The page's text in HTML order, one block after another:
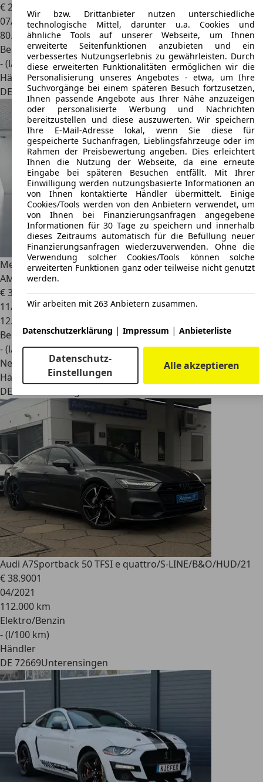
€ 23.950
07/2020
80.989 km
Benzin
- (l/100 km)
Händler
DE 56744Rennerod
Mercedes-Benz CLA 200Coupé AMG
AMG/LED/RFK/KEYL./SHZ/TW
€ 31.980
11/2024
12.433 km
Benzin
- (l/100 km)
Neu
Händler
DE 71332
Audi A7Sportback 50 TFSI e quattro/S-LINE/B&O/HUD/21
€ 38.9001
04/2021
112.000 km
Elektro/Benzin
- (l/100 km)
Händler
DE 72669Unterensingen
Wir bzw. Drittanbieter nutzen unterschiedliche
technologische Mittel, darunter u.a. Cookies und
ähnliche Tools auf unserer Webseite, um Ihnen
erweiterte Seitenfunktionen anzubieten und ein
verbessertes Nutzungserlebnis zu gewährleisten. Durch
diese erweiterten Funktionalitäten ermöglichen wir die
Personalisierung unseres Angebotes - etwa, um Ihre
Suchvorgänge bei einem späteren Besuch fortzusetzen,
Ihnen passende Angebote aus Ihrer Nähe anzuzeigen
oder personalisierte Werbung und Nachrichten
bereitzustellen und diese auszuwerten. Wir speichern
Ihre E-Mail-Adresse lokal, wenn Sie diese für
gespeicherte Suchanfragen, Lieblingsfahrzeuge oder im
Rahmen der Preisbewertung angeben. Dies erleichtert
Ihnen die Nutzung der Webseite, da eine erneute
Eingabe bei späteren Besuchen entfällt. Mit Ihrer
Einwilligung werden nutzungsbasierte Informationen an
von Ihnen kontaktierte Händler übermittelt. Einige
Cookies/Tools werden von den Anbietern verwendet, um
von Ihnen bei Finanzierungsanfragen angegebene
Informationen für 30 Tage zu speichern und innerhalb
dieses Zeitraums automatisch für die Befüllung neuer
Finanzierungsanfragen wiederzuverwenden. Ohne die
Verwendung solcher Cookies/Tools können solche
erweiterten Funktionen ganz oder teilweise nicht genutzt
werden.
Wir arbeiten mit 263 Anbietern zusammen.
Datenschutzerklärung | Impressum | Anbieterliste
Datenschutz-
Einstellungen
Alle akzeptieren